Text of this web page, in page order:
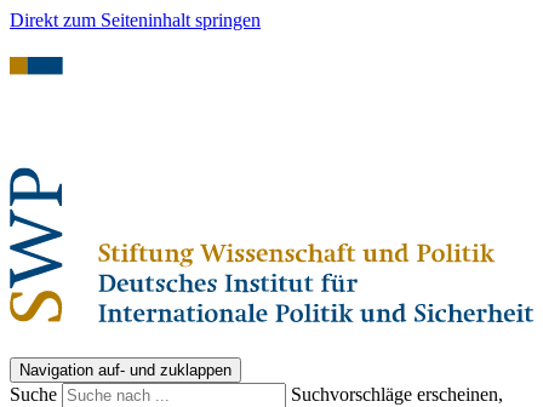
Direkt zum Seiteninhalt springen
Navigation auf- und zuklappen
Suche
Suchvorschläge erscheinen,